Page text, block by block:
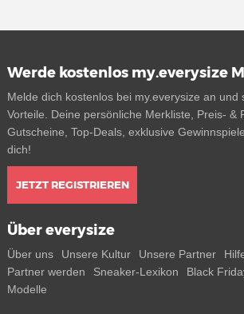
Werde kostenlos my.everysize
Melde dich kostenlos bei my.everysize an und
Vorteile. Deine persönliche Merkliste, Preis- &
Gutscheine, Top-Deals, exklusive
dich!
JETZT REGISTRIEREN
Über everysize
Über uns Unsere Kultur Unsere Partner
Partner werden
Sneaker-Lexikon Black
Modelle